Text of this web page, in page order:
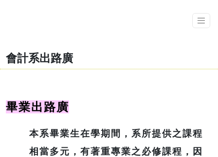
會計系出路廣
畢業出路廣
本系畢業生在學期間，系所提供之課程
相當多元，有著重專業之必修課程，因